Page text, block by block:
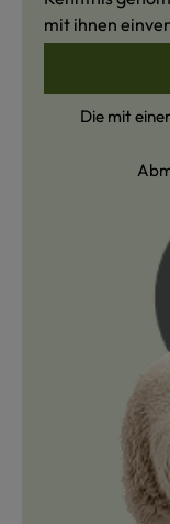
mit ihnen
Die mit